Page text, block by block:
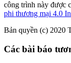
công trình này được
phi thương mại 4.0
Bản quyền (c) 2020
Các bài báo